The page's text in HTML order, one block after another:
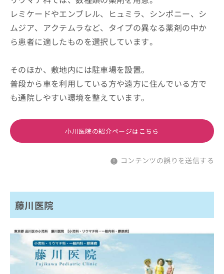
レミケードやエンブレル、ヒュミラ、シンポニー、シ
ムジア、アクテムラなど、タイプの異なる薬剤の中か
ら患者に適したものを選択しています。
そのほか、敷地内には駐車場を設置。
普段から車を利用している方や遠方に住んでいる方で
も通院しやすい環境を整えています。
小川医院の紹介ページはこちら
コンテンツの誤りを送信する
藤川医院